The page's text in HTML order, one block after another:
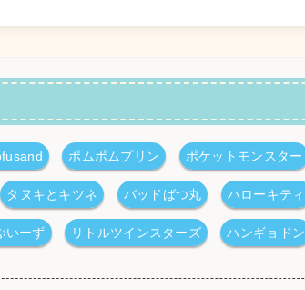
ポムポムプリン ポケットモンスター
タヌキとキツネ バッドばつ丸 ハローキティ
いーず リトルツインスターズ ハンギョドン